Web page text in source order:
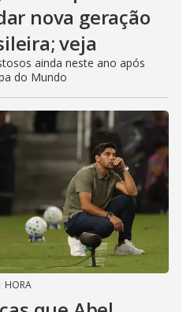
nova geração
veja
ainda neste ano após
do Mundo
HORA